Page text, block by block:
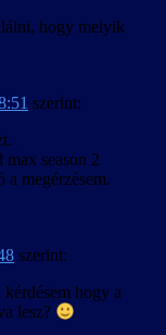
hogy melyik
szerint:
season 2
a megérzésem.
szerint:
hogy a
lesz?